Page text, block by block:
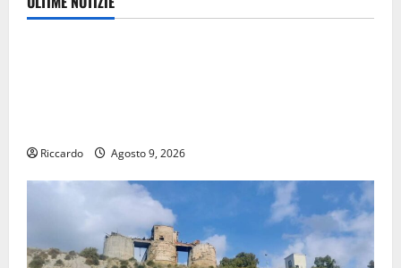
Ambiente
Riccardo Agosto 9, 2026